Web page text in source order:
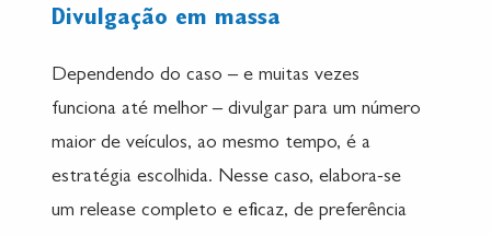
Divulgação em massa
Dependendo do caso – e muitas vezes
funciona até melhor – divulgar para um número
maior de veículos, ao mesmo tempo, é a
estratégia escolhida. Nesse caso, elabora-se
um release completo e eficaz, de preferência